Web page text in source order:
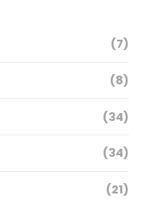
(7)
(8)
(34)
(34)
(21)